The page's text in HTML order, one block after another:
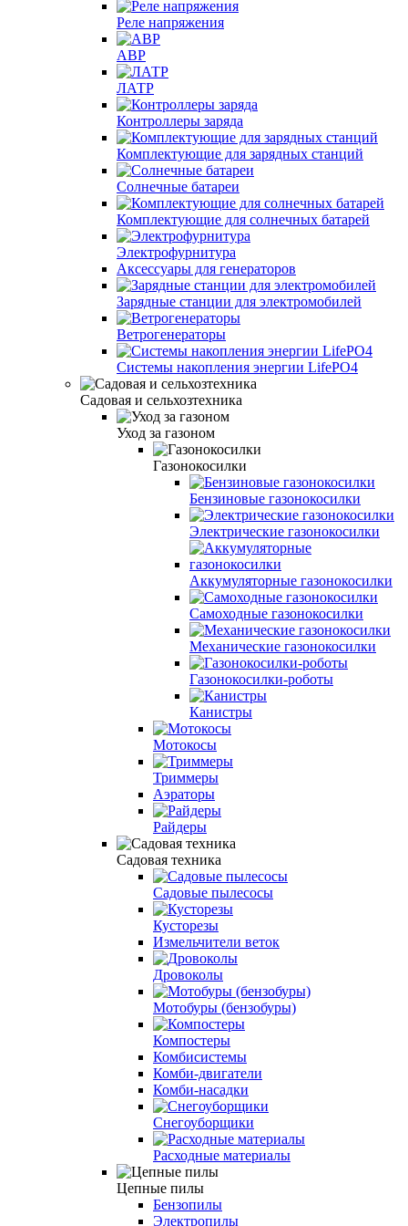
Реле напряжения
АВР
ЛАТР
Контроллеры заряда
Комплектующие для зарядных станций
Солнечные батареи
Комплектующие для солнечных батарей
Электрофурнитура
Аксессуары для генераторов
Зарядные станции для электромобилей
Ветрогенераторы
Системы накопления энергии LifePO4
Садовая и сельхозтехника
Уход за газоном
Газонокосилки
Бензиновые газонокосилки
Электрические газонокосилки
Аккумуляторные газонокосилки
Самоходные газонокосилки
Механические газонокосилки
Газонокосилки-роботы
Канистры
Мотокосы
Триммеры
Аэраторы
Райдеры
Садовая техника
Садовые пылесосы
Кусторезы
Измельчители веток
Дровоколы
Мотобуры (бензобуры)
Компостеры
Комбисистемы
Комби-двигатели
Комби-насадки
Снегоуборщики
Расходные материалы
Цепные пилы
Бензопилы
Электропилы